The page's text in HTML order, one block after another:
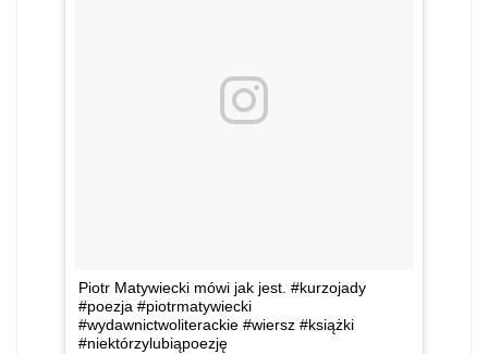
Piotr Matywiecki mówi jak jest. #kurzojady
#poezja #piotrmatywiecki
#wydawnictwoliterackie #wiersz #książki
#niektórzylubiąpoezję